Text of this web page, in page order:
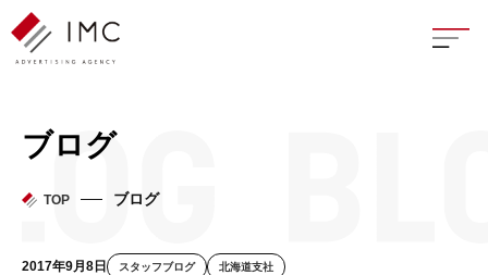
座談
ブログ
TOP ブログ
2017年9月8日 スタッフブログ 北海道支社